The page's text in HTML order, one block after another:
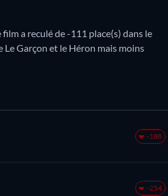
a reculé de -111 place(s) dans le
Garçon et le Héron mais moins
-188
-254